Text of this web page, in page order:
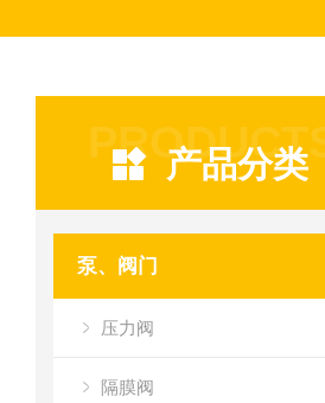
产品分类
泵、阀门
压力阀
隔膜阀